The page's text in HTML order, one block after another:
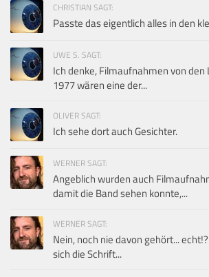
CHRISTIAN SAGT:
Passte das eigentlich alles in den
UWE S. SAGT:
Ich denke, Filmaufnahmen von den
1977 wären eine der...
OLIVER SAGT:
Ich sehe dort auch Gesichter.
WERNER SAGT:
Angeblich wurden auch
damit die Band sehen konnte,...
WERNER SAGT:
Nein, noch nie davon gehört...
sich die Schrift...